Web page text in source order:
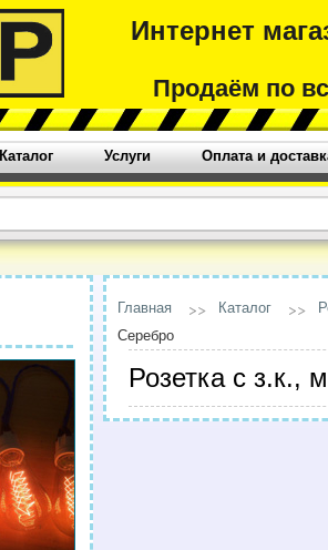
Интернет
Продаём по
Каталог Услуги Оплата и
Главная Каталог
Серебро
Розетка с з.к.,